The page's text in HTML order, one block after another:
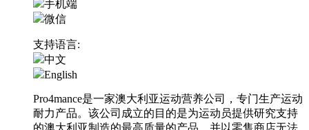
手机端
微信
支持语言:
中文
English
Pro4mance是一家澳大利亚运动营养公司，专门生产运动
耐力产品。该公司成立的目的是为运动员提供研究支持
的澳大利亚制造的最高质量的产品，并以零售商店无法